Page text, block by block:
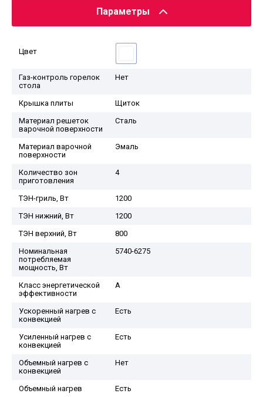
Параметры
Цвет
Газ-контроль горелок
стола
Нет
Крышка плиты
Щиток
Материал решеток
варочной поверхности
Сталь
Материал варочной
поверхности
Эмаль
Количество зон
приготовления
4
ТЭН-гриль, Вт
1200
ТЭН нижний, Вт
1200
ТЭН верхний, Вт
800
Номинальная
потребляемая
мощность, Вт
5740-6275
Класс энергетической
эффективности
A
Ускоренный нагрев с
конвекцией
Есть
Усиленный нагрев с
конвекцией
Есть
Объемный нагрев с
конвекцией
Нет
Объемный нагрев Есть